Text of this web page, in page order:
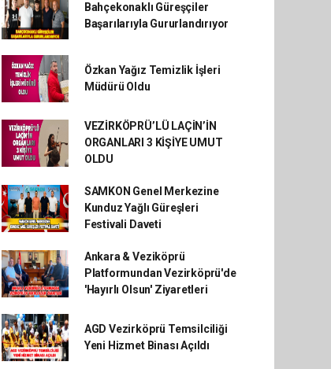
Bahçekonaklı Güreşçiler
Başarılarıyla Gururlandırıyor
Özkan Yağız Temizlik İşleri
Müdürü Oldu
VEZİRKÖPRÜ’LÜ LAÇİN’İN
ORGANLARI 3 KİŞİYE UMUT
OLDU
SAMKON Genel Merkezine
Kunduz Yağlı Güreşleri
Festivali Daveti
Ankara & Veziköprü
Platformundan Vezirköprü'de
'Hayırlı Olsun' Ziyaretleri
AGD Vezirköprü Temsilciliği
Yeni Hizmet Binası Açıldı